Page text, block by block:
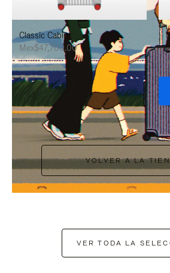
PAUSARLO.
PARA
ACTIVARLO.
Classic Cabin
Mex$47,700.00
VOLVER A LA
VER TODA LA